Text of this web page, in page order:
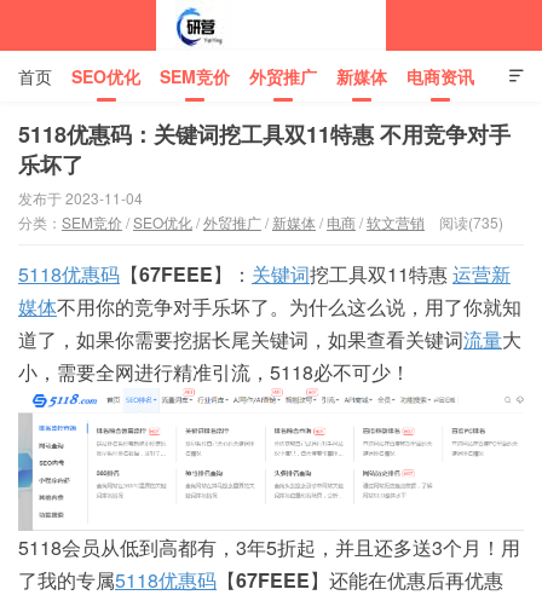

首页 SEO优化 SEM竞价 外贸推广 新媒体 电商资讯
网站建设 关于我们
5118优惠码：关键词挖工具双11特惠 不用竞争对手
乐坏了
发布于 2023-11-04
分类： SEM竞价 /SEO优化/外贸推广/ 新媒体 / 电商/软文营销 阅读(735)
5118优惠码 【67FEEE】： 关键词挖工具双11特惠运营新
媒体不用你的竞争对手乐坏了。为什么这么说，用了你就知
道了，如果你需要挖据长尾关键词，如果查看关键词流量大
小，需要全网进行精准引流，5118必不可少！
5118会员从低到高都有，3年5折起，并且还多送3个月！用
了我的专属5118优惠码 【67FEEE】还能在优惠后再优惠